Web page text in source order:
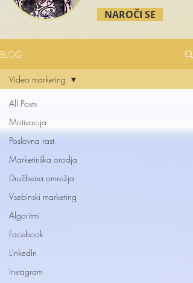
NAROČI SE
BLOG
All Posts
Motivacija
Poslovna rast
Marketinška orodja
Družbena omrežja
Vsebinski marketing
Algoritmi
Facebook
LInkedIn
Instagram
Video marketing